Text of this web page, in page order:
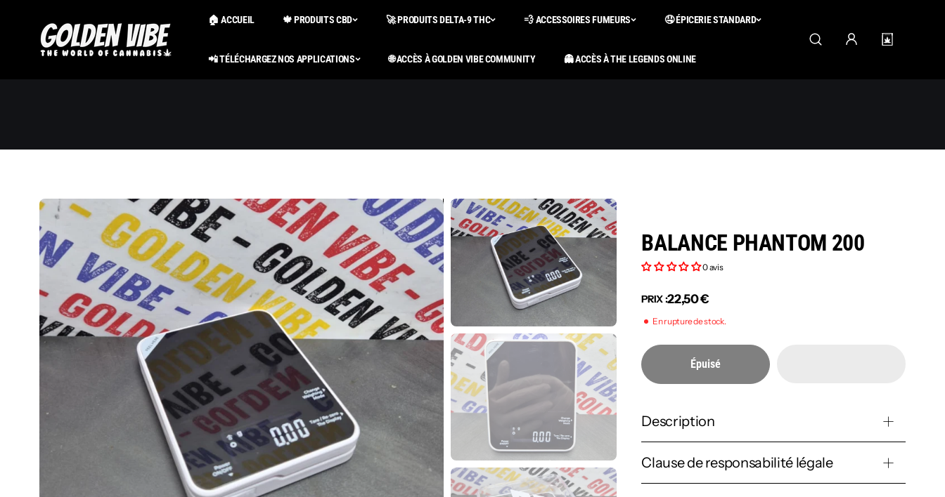
contenu
🏠 ACCUEIL 🍁 PRODUITS CBD 🚀 PRODUITS DELTA-9 THC 💨 ACCESSOIRES FUMEURS 🤤 ÉPICERIE STANDARD
📲 TÉLÉCHARGEZ NOS APPLICATIONS 🌐 ACCÈS À GOLDEN VIBE COMMUNITY 👻 ACCÈS À THE LEGENDS ONLINE
BALANCE PHANTOM 200
0 avis
PRIX :22,50 €
En rupture de stock.
Épuisé
Description
Clause de responsabilité légale